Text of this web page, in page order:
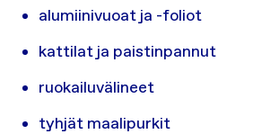
alumiinivuoat ja -foliot
kattilat ja paistinpannut
ruokailuvälineet
tyhjät maalipurkit